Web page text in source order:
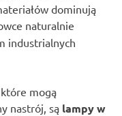
dominują
naturalnie
industrialnych
mogą
nastrój, są lampy w